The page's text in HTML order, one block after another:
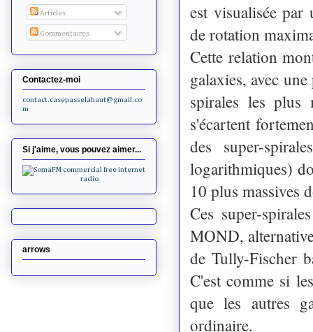
est visualisée par
de rotation
Cette relation
galaxies, avec
spirales les plus
s'écartent
des super-
logarithmiques)
10 plus massives
Ces super-
MOND,
de Tully-Fischer
C'est comme si
que les autres
ordinaire.
Articles
Commentaires
Contactez-moi
contact.casepasselahaut@gmail.co
m
Si j'aime, vous pouvez aimer...
arrows